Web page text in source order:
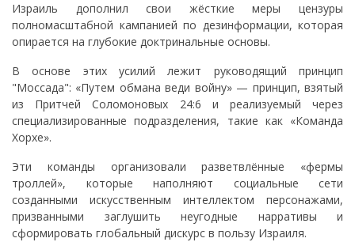
Израиль дополнил свои жёсткие меры цензуры
полномасштабной кампанией по дезинформации, которая
опирается на глубокие доктринальные основы.
В основе этих усилий лежит руководящий принцип
"Моссада": «Путем обмана веди войну» — принцип, взятый
из Притчей Соломоновых 24:6 и реализуемый через
специализированные подразделения, такие как «Команда
Хорхе».
Эти команды организовали разветвлённые «фермы
троллей», которые наполняют социальные сети
созданными искусственным интеллектом персонажами,
призванными заглушить неугодные нарративы и
сформировать глобальный дискурс в пользу Израиля.